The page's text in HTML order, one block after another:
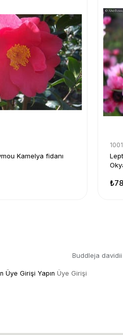
Kamelya fidanı
Buddleja davidii
Üye Girişi Yapın Üye Girişi